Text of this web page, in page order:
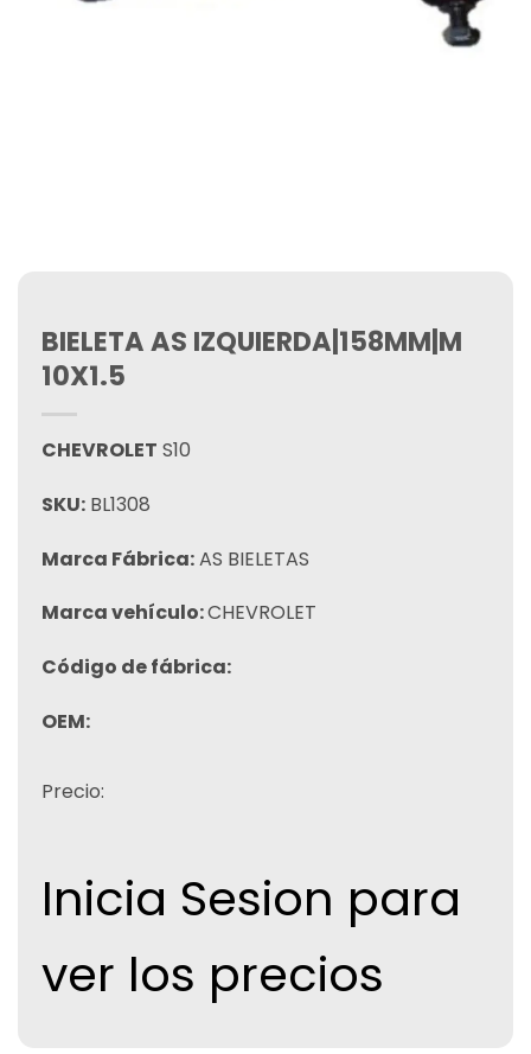
BIELETA AS IZQUIERDA|158MM|M
10X1.5
CHEVROLET S10
SKU: BL1308
Marca Fábrica:AS BIELETAS
Marca vehículo:CHEVROLET
Código de fábrica:
OEM:
Precio:
Inicia Sesion para
ver los precios